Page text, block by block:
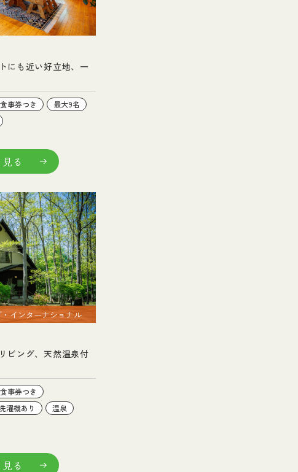
にも近い好立地、一
事券つき
最大9名
る
インターナショナル
ビング、天然温泉付
事券つき
濯機あり
温泉
る